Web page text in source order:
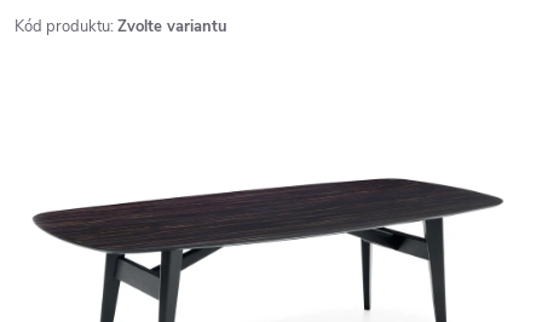
Kód produktu: Zvolte variantu